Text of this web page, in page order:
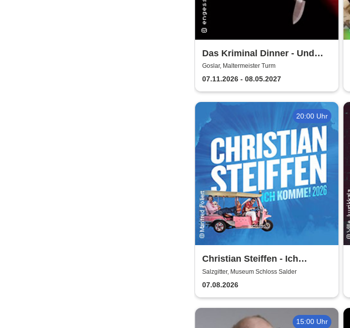
Das Kriminal Dinner - Und
raus bist du
Goslar, Maltermeister Turm
07.11.2026 - 08.05.2027
20:00 Uhr
Christian Steiffen - Ich
komme! 2026
Salzgitter, Museum Schloss Salder
07.08.2026
15:00 Uhr